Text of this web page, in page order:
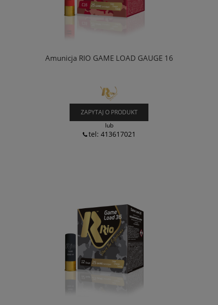
Amunicja RIO GAME LOAD GAUGE 16
ZAPYTAJ O PRODUKT
lub
tel: 413617021